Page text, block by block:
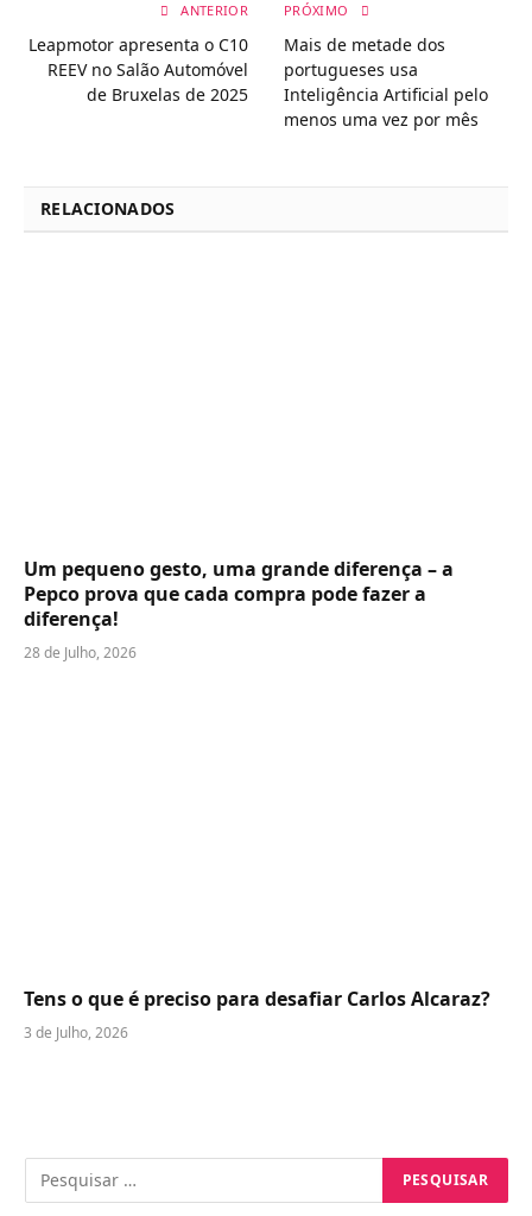
ANTERIOR
Leapmotor apresenta o C10
REEV no Salão Automóvel
de Bruxelas de 2025
PRÓXIMO
Mais de metade dos
portugueses usa
Inteligência Artificial pelo
menos uma vez por mês
RELACIONADOS
Um pequeno gesto, uma grande diferença – a
Pepco prova que cada compra pode fazer a
diferença!
28 de Julho, 2026
Tens o que é preciso para desafiar Carlos Alcaraz?
3 de Julho, 2026